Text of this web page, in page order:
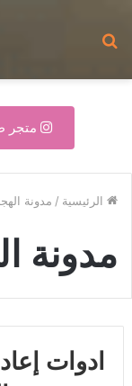
متجر
الرئيسية / مدونة
مدونة
ادوات